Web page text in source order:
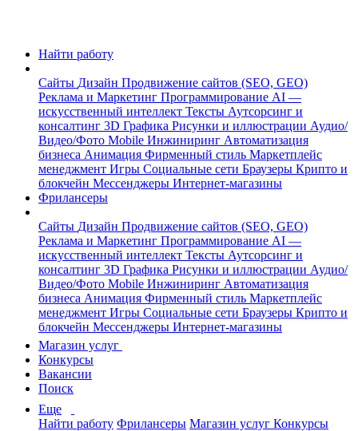
Найти работу
Сайты Дизайн Продвижение сайтов (SEO, GEO)
Реклама и Маркетинг Программирование AI —
искусственный интеллект Тексты Аутсорсинг и
консалтинг 3D Графика Рисунки и иллюстрации Аудио/
Видео/Фото Mobile Инжиниринг Автоматизация
бизнеса Анимация Фирменный стиль Маркетплейс
менеджмент Игры Социальные сети Браузеры Крипто и
блокчейн Мессенджеры Интернет-магазины
Фрилансеры
Сайты Дизайн Продвижение сайтов (SEO, GEO)
Реклама и Маркетинг Программирование AI —
искусственный интеллект Тексты Аутсорсинг и
консалтинг 3D Графика Рисунки и иллюстрации Аудио/
Видео/Фото Mobile Инжиниринг Автоматизация
бизнеса Анимация Фирменный стиль Маркетплейс
менеджмент Игры Социальные сети Браузеры Крипто и
блокчейн Мессенджеры Интернет-магазины
Магазин услуг
Конкурсы
Вакансии
Поиск
Еще
Найти работу Фрилансеры Магазин услуг Конкурсы